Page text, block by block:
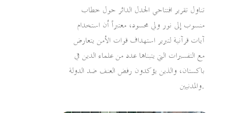
تناول تقرير افتتاحي الجدل الدائر حول خطاب
منسوب إلى نور ولي محسود، معتبراً أن استخدام
آيات قرآنية لتبرير استهداف قوات الأمن يتعارض
مع التفسيرات التي يتبناها عدد من علماء الدين في
باكستان، والذين يؤكدون رفض العنف ضد الدولة
والمدنيين.